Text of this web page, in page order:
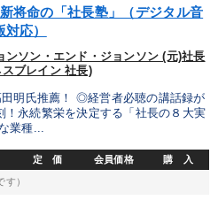
新将命の「社長塾」（デジタル音
応）
ソン・エンド・ジョンソン (元)社長
スブレイン 社長)
明氏推薦！ ◎経営者必聴の講話録が
！永続繁栄を決定する「社長の８大実
業種...
定 価 会員価格 購 入
す）